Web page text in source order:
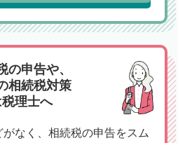
の申告や、
相続税対策
税理士へ
なく、相続税の申告をスム